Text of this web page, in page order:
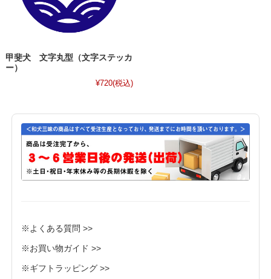
甲斐犬 文字丸型（文字ステッカ
ー）
¥720(税込)
※よくある質問 >>
※お買い物ガイド >>
※ギフトラッピング >>